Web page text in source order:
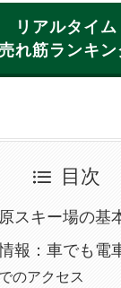
リアルタイム
れ筋ランキ
目次
スキー場の基
報：車でも電
のアクセス